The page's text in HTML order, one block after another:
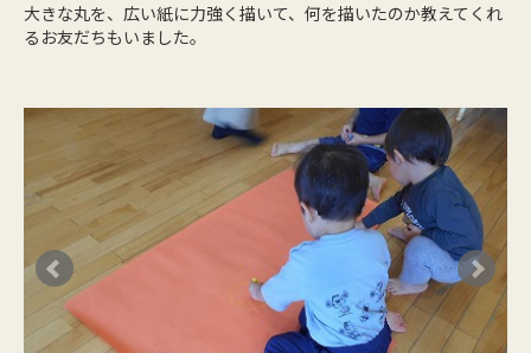
大きな丸を、広い紙に力強く描いて、何を描いたのか教えてくれ
るお友だちもいました。